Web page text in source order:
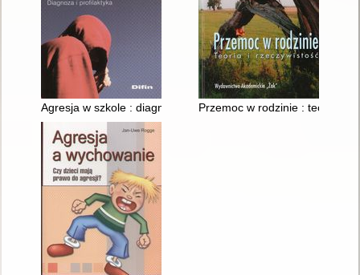
Agresja w szkole : diagnoza i profilaktykaPrzemoc w rodzinie : teoria i